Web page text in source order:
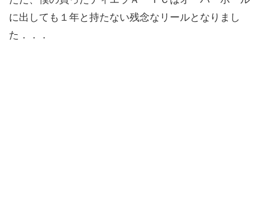
に出しても１年と持たない残念なリールとなりまし
た．．．